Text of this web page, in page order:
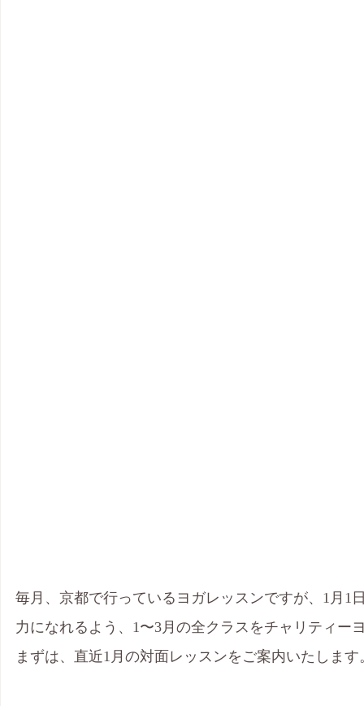
毎月、京都で行っているヨガレッスンですが、1月1
力になれるよう、1〜3月の全クラスをチャリティー
まずは、直近1月の対面レッスンをご案内いたします